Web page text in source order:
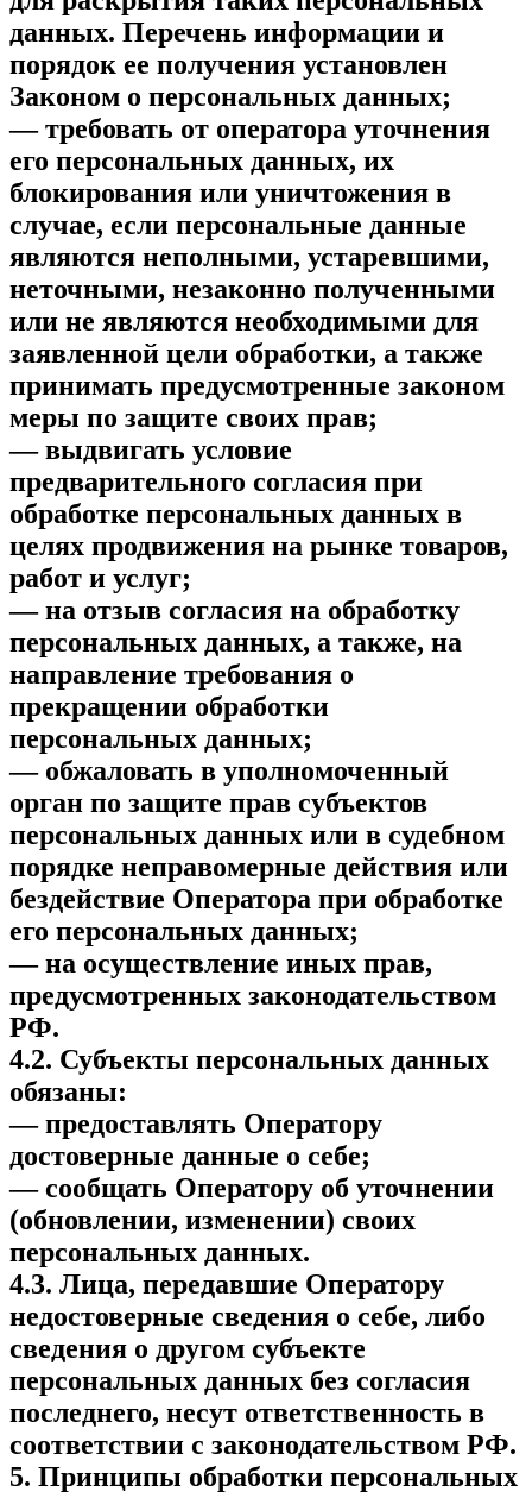
данных. Перечень информации и
порядок ее получения установлен
Законом о персональных данных;
— требовать от оператора уточнения
его персональных данных, их
блокирования или уничтожения в
случае, если персональные данные
являются неполными, устаревшими,
неточными, незаконно полученными
или не являются необходимыми для
заявленной цели обработки, а также
принимать предусмотренные законом
меры по защите своих прав;
— выдвигать условие
предварительного согласия при
обработке персональных данных в
целях продвижения на рынке товаров,
работ и услуг;
— на отзыв согласия на обработку
персональных данных, а также, на
направление требования о
прекращении обработки
персональных данных;
— обжаловать в уполномоченный
орган по защите прав субъектов
персональных данных или в судебном
порядке неправомерные действия или
бездействие Оператора при обработке
его персональных данных;
— на осуществление иных прав,
предусмотренных законодательством
РФ.
4.2. Субъекты персональных данных
обязаны:
— предоставлять Оператору
достоверные данные о себе;
— сообщать Оператору об уточнении
(обновлении, изменении) своих
персональных данных.
4.3. Лица, передавшие Оператору
недостоверные сведения о себе, либо
сведения о другом субъекте
персональных данных без согласия
последнего, несут ответственность в
соответствии с законодательством РФ.
5. Принципы обработки персональных